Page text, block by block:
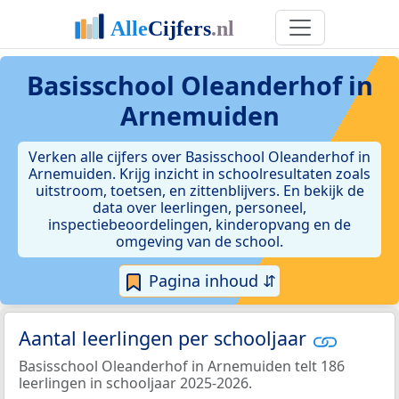
Basisschool Oleanderhof in
Arnemuiden
Verken alle cijfers over Basisschool Oleanderhof in
Arnemuiden. Krijg inzicht in schoolresultaten zoals
uitstroom, toetsen, en zittenblijvers. En bekijk de
data over leerlingen, personeel,
inspectiebeoordelingen, kinderopvang en de
omgeving van de school.
Pagina inhoud ⇵
Aantal leerlingen per schooljaar
Basisschool Oleanderhof in Arnemuiden telt 186
leerlingen in schooljaar 2025-2026.